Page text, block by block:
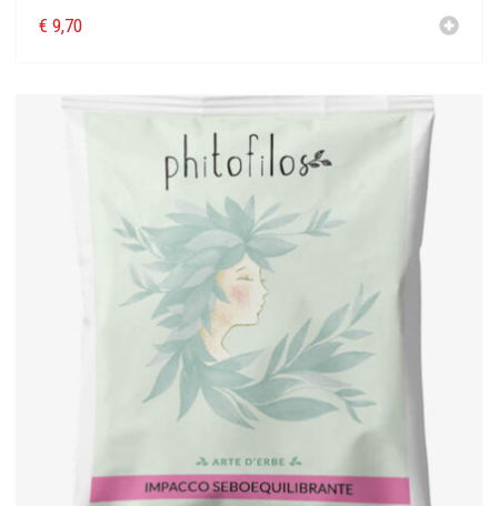
€ 9,70